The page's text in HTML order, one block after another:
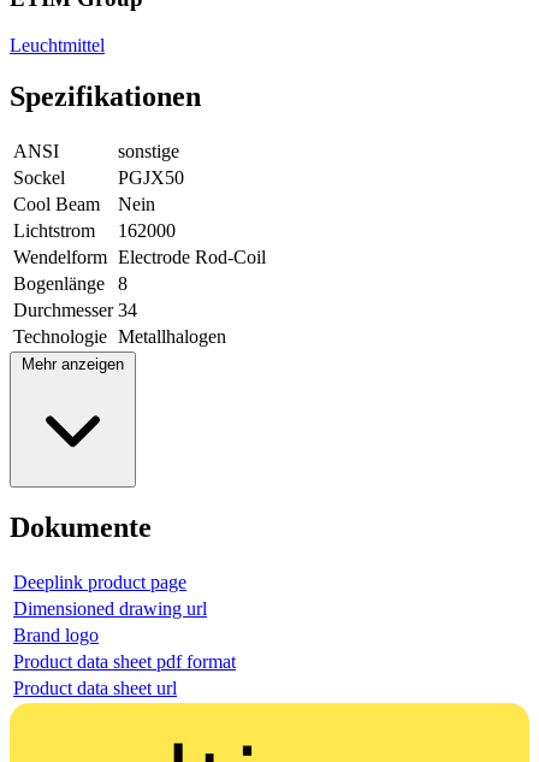
Leuchtmittel
Spezifikationen
ANSI
sonstige
Sockel
PGJX50
Cool Beam
Nein
Lichtstrom
162000
Wendelform Electrode Rod-Coil
Bogenlänge
8
Durchmesser 34
Technologie Metallhalogen
Mehr anzeigen
Dokumente
Deeplink product page
Dimensioned drawing url
Brand logo
Product data sheet pdf format
Product data sheet url